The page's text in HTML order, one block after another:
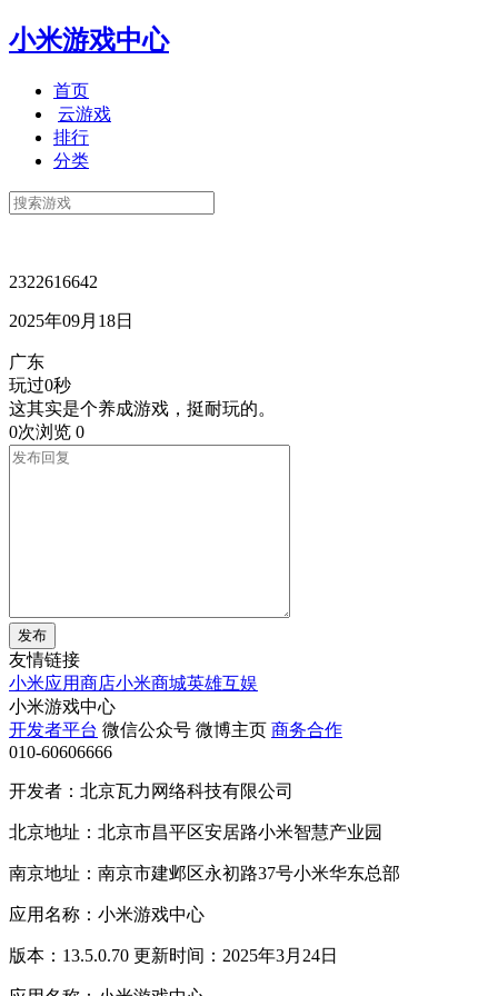
小米游戏中心
首页
云游戏
排行
分类
2322616642
2025年09月18日
广东
玩过0秒
这其实是个养成游戏，挺耐玩的。
0次浏览 0
发布
友情链接
小米应用商店小米商城英雄互娱
小米游戏中心
开发者平台 微信公众号 微博主页 商务合作
010-60606666
开发者：北京瓦力网络科技有限公司
北京地址：北京市昌平区安居路小米智慧产业园
南京地址：南京市建邺区永初路37号小米华东总部
应用名称：小米游戏中心
版本：13.5.0.70 更新时间：2025年3月24日